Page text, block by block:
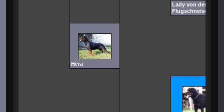
Lady von der
Flugschneise
Hera